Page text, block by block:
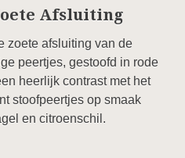
Afsluiting
zoete afsluiting van de
peertjes, gestoofd in rode
heerlijk contrast met het
stoofpeertjes op smaak
en citroenschil.